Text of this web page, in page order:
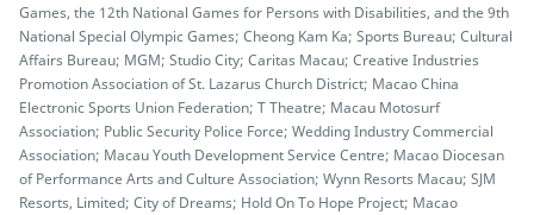
Games, the 12th National Games for Persons with Disabilities, and the 9th
National Special Olympic Games; Cheong Kam Ka; Sports Bureau; Cultural
Affairs Bureau; MGM; Studio City; Caritas Macau; Creative Industries
Promotion Association of St. Lazarus Church District; Macao China
Electronic Sports Union Federation; T Theatre; Macau Motosurf
Association; Public Security Police Force; Wedding Industry Commercial
Association; Macau Youth Development Service Centre; Macao Diocesan
of Performance Arts and Culture Association; Wynn Resorts Macau; SJM
Resorts, Limited; City of Dreams; Hold On To Hope Project; Macao